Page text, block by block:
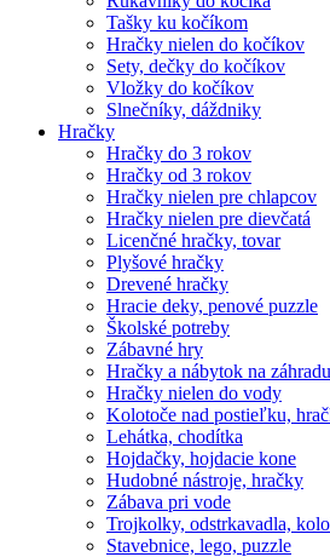
Tašky ku kočíkom
Hračky nielen do kočíkov
Sety, dečky do kočíkov
Vložky do kočíkov
Slnečníky, dáždniky
Hračky
Hračky do 3 rokov
Hračky od 3 rokov
Hračky nielen pre chlapcov
Hračky nielen pre dievčatá
Licenčné hračky, tovar
Plyšové hračky
Drevené hračky
Hracie deky, penové puzzle
Školské potreby
Zábavné hry
Hračky a nábytok na záhradu
Hračky nielen do vody
Kolotoče nad postieľku,
Lehátka, chodítka
Hojdačky, hojdacie kone
Hudobné nástroje, hračky
Zábava pri vode
Trojkolky, odstrkavadla,
Stavebnice, lego, puzzle